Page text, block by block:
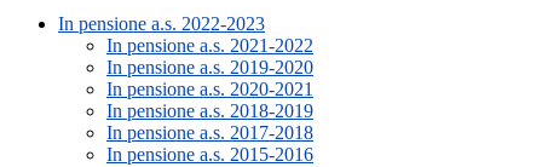
In pensione a.s. 2022-2023
In pensione a.s. 2021-2022
In pensione a.s. 2019-2020
In pensione a.s. 2020-2021
In pensione a.s. 2018-2019
In pensione a.s. 2017-2018
In pensione a.s. 2015-2016